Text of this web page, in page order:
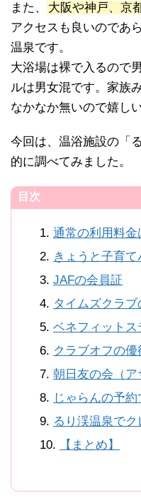
また、 大阪や神戸、京
アクセスも良いのであ
温泉です。
大浴場は裸で入るので
ルは男女混です。家族
なかなか無いので嬉し
今回は、温浴施設の「
的に調べてみました。
目次
通常の利用料金
きょうと子育て
JAFの会員証
タイムズクラブ
ベネフィットス
クラブオフの優
朝日友の会（ア
じゃらんの予
るり渓温泉で
【まとめ】